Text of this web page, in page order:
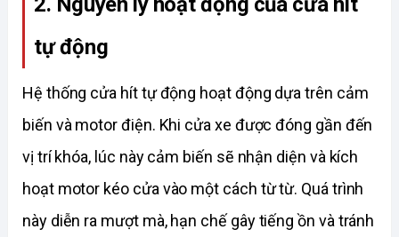
tự động
Hệ thống cửa hít tự động hoạt động dựa trên cảm
biến và motor điện. Khi cửa xe được đóng gần đến
vị trí khóa, lúc này cảm biến sẽ nhận diện và kích
hoạt motor kéo cửa vào một cách từ từ. Quá trình
này diễn ra mượt mà, hạn chế gây tiếng ồn và tránh